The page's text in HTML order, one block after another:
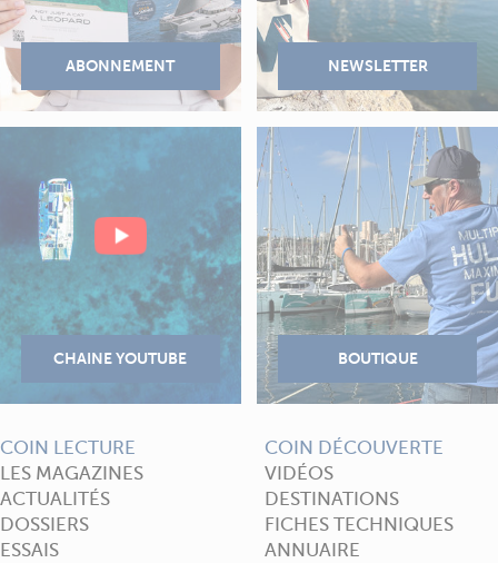
COIN LECTURE
LES MAGAZINES
ACTUALITÉS
DOSSIERS
ESSAIS
COIN DÉCOUVERTE
VIDÉOS
DESTINATIONS
FICHES TECHNIQUES
ANNUAIRE